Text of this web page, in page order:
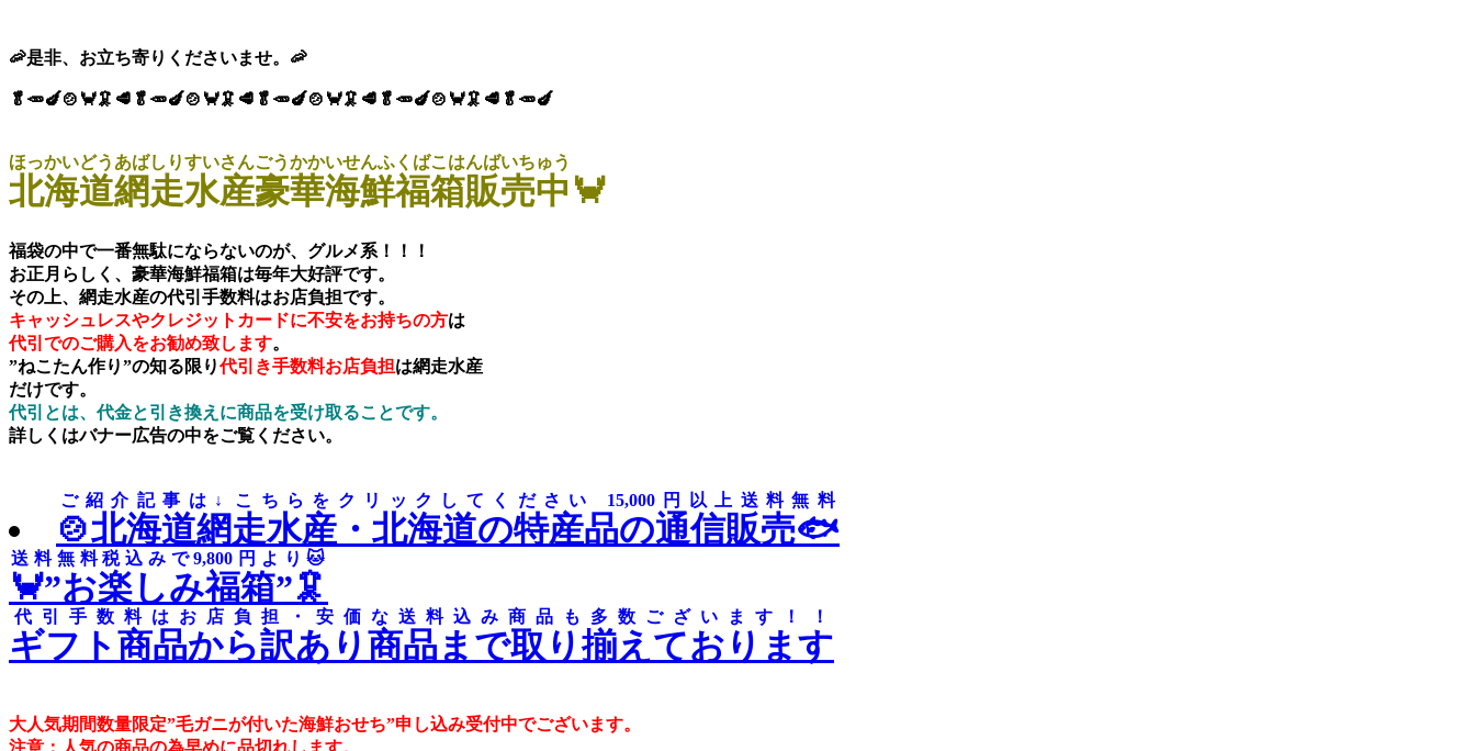
🦐是非、お立ち寄りくださいませ。🦐
🥬🥕🍆🍲🦀🦑🥩🥬🥕🍆🍲🦀🦑🥩🥬🥕🍆🍲🦀🦑🥩🥬🥕🍆🍲🦀🦑🥩🥬🥕🍆
北海道網走水産
ほっかいどうあばしりすいさん
豪華海鮮福箱販売中
ごうかかいせんふくばこはんばいちゅう
🦀
福袋の中で一番無駄にならないのが、グルメ系！！！
お正月らしく、豪華海鮮福箱は毎年大好評です。
その上、網走水産の代引手数料はお店負担です。
キャッシュレスやクレジットカードに不安をお持ちの方は
代引でのご購入をお勧め致します。
”ねこたん作り”の知る限り代引き手数料お店負担は網走水産
だけです。
代引とは、代金と引き換えに商品を受け取ることです。
詳しくはバナー広告の中をご覧ください。
🍲北海道網走水産・北海道の特産品の通信販売🐟
ご紹介記事は↓ こちらをクリックしてください 15,000円以上送料無料
🦀”お楽しみ福箱”🦑
送料無料税込みで9,800円より🐱
ギフト商品から訳あり商品まで取り揃えております
代引手数料はお店負担・安価な送料込み商品も多数ございます！！
大人気期間数量限定”毛ガニが付いた海鮮おせち”申し込み受付中でございます。